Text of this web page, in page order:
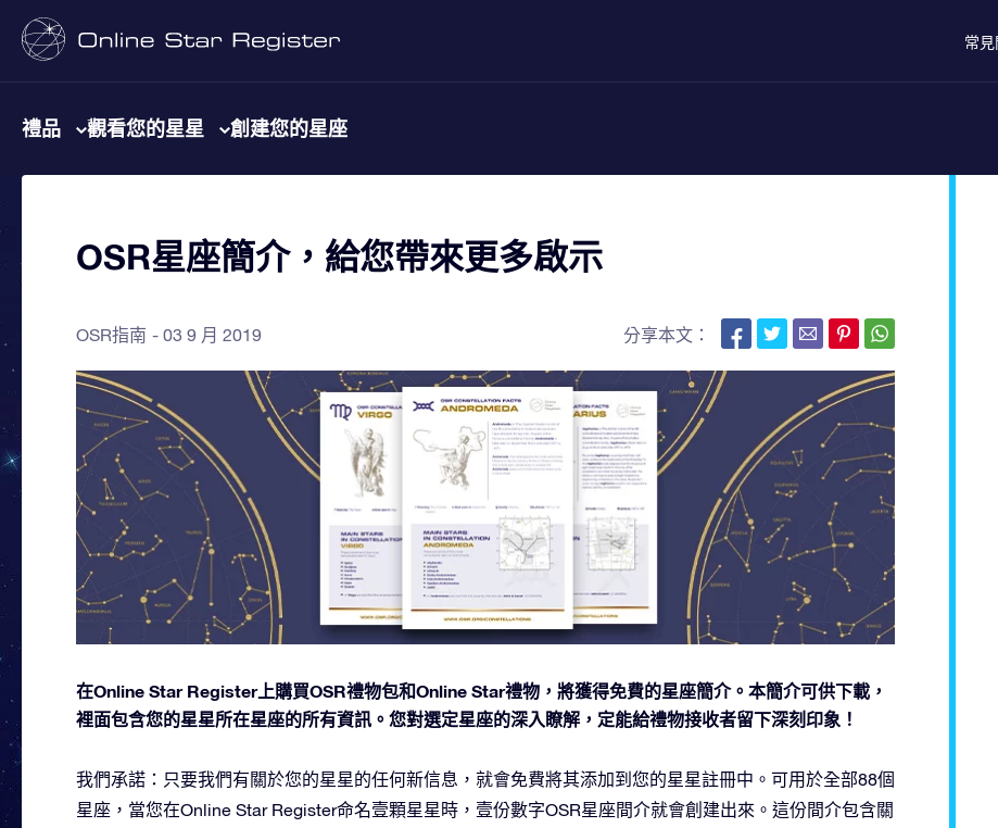
常
禮品 觀看您的星星 創建您的星座
OSR星座簡介，給您帶來更多啟示
OSR指南 03 9 月 2019 分享本文：
在Online Star Register上購買OSR禮物包和Online Star禮物，將獲得免費的星座簡介。本簡介可供下載，
裡面包含您的星星所在星座的所有資訊。您對選定星座的深入瞭解，定能給禮物接收者留下深刻印象！
我們承諾：只要我們有關於您的星星的任何新信息，就會免費將其添加到您的星星註冊中。可用於全部88個
星座，當您在Online Star Register命名壹顆星星時，壹份數字OSR星座間介就會創建出來。這份間介包含關